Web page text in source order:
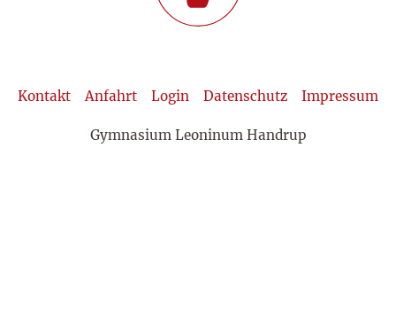
Kontakt Anfahrt Login Datenschutz Impressum
Gymnasium Leoninum Handrup